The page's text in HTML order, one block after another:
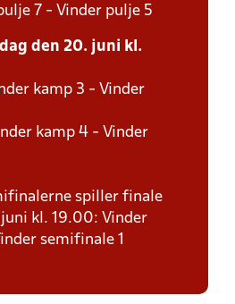
7 - Vinder pulje 5
den 20. juni kl.
kamp 3 - Vinder
kamp 4 - Vinder
spiller finale
kl. 19.00: Vinder
semifinale 1